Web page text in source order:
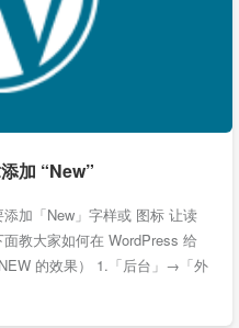
加 “New”
加「New」字样或 图标 让读
教大家如何在 WordPress 给
的效果） 1.「后台」→「外